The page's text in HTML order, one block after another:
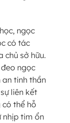
ngọc
có tác
chủ sở hữu.
ngọc
tinh thần
liên kết
thể hỗ
nhịp tim ổn